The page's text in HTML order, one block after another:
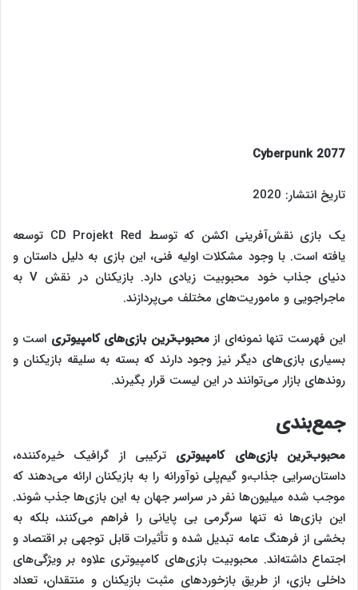
Cyberpunk 2077
تاریخ انتشار: 2020
یک بازی نقش‌آفرینی اکشن که توسط CD Projekt Red توسعه
یافته است. با وجود مشکلات اولیه فنی، این بازی به دلیل داستان و
دنیای جذاب خود محبوبیت زیادی دارد. بازیکنان در نقش V به
ماجراجویی و ماموریت‌های مختلف می‌پردازند.
این فهرست تنها نمونه‌ای ازمحبوب‌ترین بازی‌های کامپیوتری است و
بسیاری بازی‌های دیگر نیز وجود دارند که بسته به سلیقه بازیکنان و
روندهای بازار می‌توانند در این لیست قرار بگیرند.
جمع‌بندی
محبوب‌ترین بازی‌های کامپیوتری ترکیبی از گرافیک خیره‌کننده،
داستان‌سرایی جذاب،و گیم‌پلی نوآورانه را به بازیکنان ارائه می‌دهند که
موجب شده میلیون‌ها نفر در سراسر جهان به این بازی‌ها جذب شوند.
این بازی‌ها نه تنها سرگرمی بی پایانی را فراهم می‌کنند، بلکه به
بخشی از فرهنگ عامه تبدیل شده و تأثیرات قابل توجهی بر اقتصاد و
اجتماع داشته‌اند. محبوبیت بازی‌های کامپیوتری علاوه بر ویژگی‌های
داخلی بازی، از طریق بازخوردهای مثبت بازیکنان و منتقدان، تعداد